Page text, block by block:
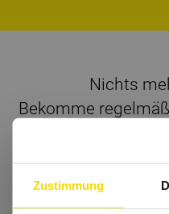
Zustimmung
Nichts
Bekomme
Dann folge uns